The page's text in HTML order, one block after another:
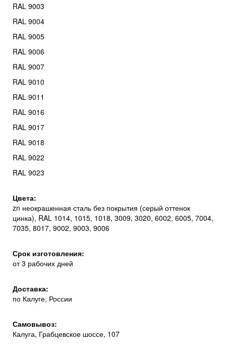
RAL 9003
RAL 9004
RAL 9005
RAL 9006
RAL 9007
RAL 9010
RAL 9011
RAL 9016
RAL 9017
RAL 9018
RAL 9022
RAL 9023
Цвета:
zn неокрашенная сталь без покрытия (серый оттенок
цинка), RAL 1014, 1015, 1018, 3009, 3020, 6002, 6005, 7004,
7035, 8017, 9002, 9003, 9006
Срок изготовления:
от 3 рабочих дней
Доставка:
по Калуге, России
Самовывоз:
Калуга, Грабцевское шоссе, 107